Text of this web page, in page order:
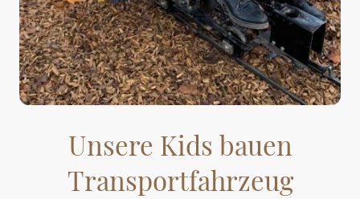
Unsere Kids bauen
Transportfahrzeug